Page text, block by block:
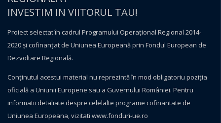
INVESTIM IN VIITORUL TAU!
Proiect selectat în cadrul Programului Operațional Regional 2014-
2020 și cofinanțat de Uniunea Europeană prin Fondul European de
Dezvoltare Regională.
Conţinutul acestui material nu reprezintă în mod obligatoriu poziţia
oficială a Uniunii Europene sau a Guvernului României. Pentru
informatii detaliate despre celelalte programe cofinantate de
Uniunea Europeana, vizitati www.fonduri-ue.ro